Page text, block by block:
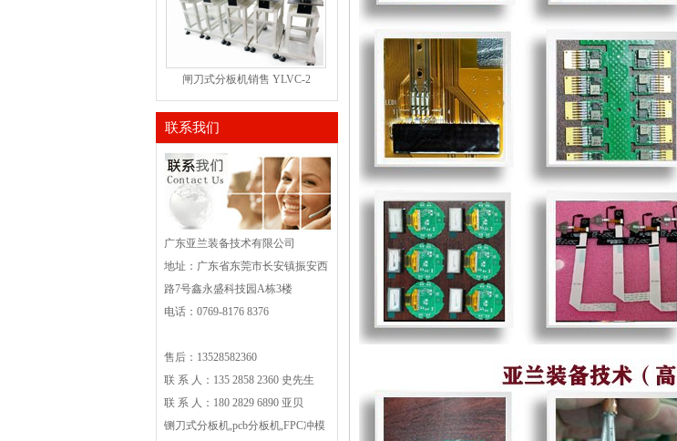
闸刀式分板机销售 YLVC-2
联系我们
广东亚兰装备技术有限公司
地址：广东省东莞市长安镇振安西
路7号鑫永盛科技园A栋3楼
电话：0769-8176 8376
售后：13528582360
联 系 人：135 2858 2360 史先生
联 系 人：180 2829 6890 亚贝
铡刀式分板机,pcb分板机,FPC冲模